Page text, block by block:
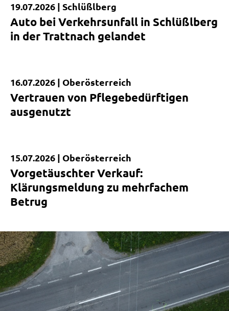
Kurzmeldung
19.07.2026 | Schlüßlberg
Auto bei Verkehrsunfall in Schlüßlberg
in der Trattnach gelandet
Kurzmeldung
16.07.2026 | Oberösterreich
Vertrauen von Pflegebedürftigen
ausgenutzt
Kurzmeldung
15.07.2026 | Oberösterreich
Vorgetäuschter Verkauf:
Klärungsmeldung zu mehrfachem
Betrug
|